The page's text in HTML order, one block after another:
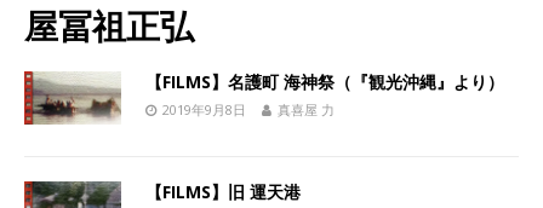
屋冨祖正弘
【FILMS】名護町 海神祭（『観光沖縄』より）
2019年9月8日 真喜屋 力
【FILMS】旧 運天港